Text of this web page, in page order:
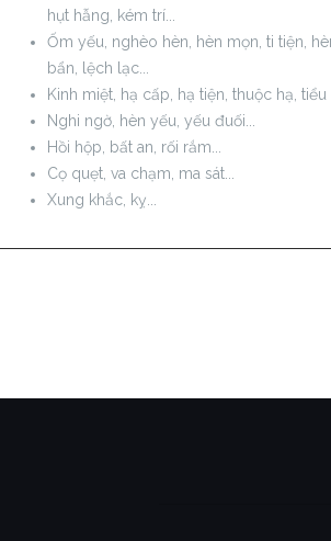
hụt hẫng, kém trí...
Ốm yếu, nghèo hèn, hèn mọn, ti tiện,
bẩn, lệch lạc...
Kinh miệt, hạ cấp, hạ tiện, thuộc hạ, tiểu
Nghi ngờ, hèn yếu, yếu đuối...
Hồi hộp, bất an, rối rắm...
Cọ quẹt, va chạm, ma sát...
Xung khắc, kỵ...